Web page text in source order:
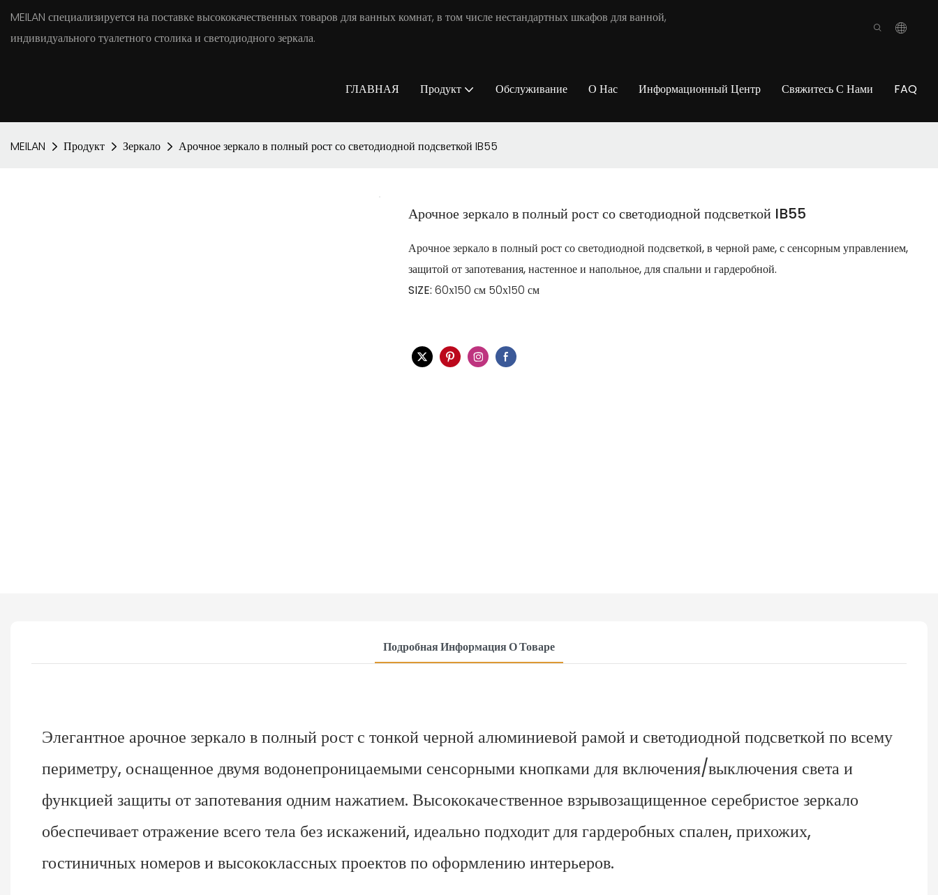
MEILAN специализируется на поставке высококачественных товаров для ванных комнат, в том числе нестандартных шкафов для ванной,
индивидуального туалетного столика и светодиодного зеркала.
ГЛАВНАЯ Продукт Обслуживание О Нас Информационный Центр Свяжитесь С Нами FAQ
MEILAN Продукт Зеркало Арочное зеркало в полный рост со светодиодной подсветкой IB55
Арочное зеркало в полный рост со светодиодной подсветкой IB55
Арочное зеркало в полный рост со светодиодной подсветкой, в черной раме, с сенсорным управлением,
защитой от запотевания, настенное и напольное, для спальни и гардеробной.
SIZE: 60х150 см 50х150 см
Подробная Информация О Товаре
Элегантное арочное зеркало в полный рост с тонкой черной алюминиевой рамой и светодиодной подсветкой по всему
периметру, оснащенное двумя водонепроницаемыми сенсорными кнопками для включения/выключения света и
функцией защиты от запотевания одним нажатием. Высококачественное взрывозащищенное серебристое зеркало
обеспечивает отражение всего тела без искажений, идеально подходит для гардеробных спален, прихожих,
гостиничных номеров и высококлассных проектов по оформлению интерьеров.